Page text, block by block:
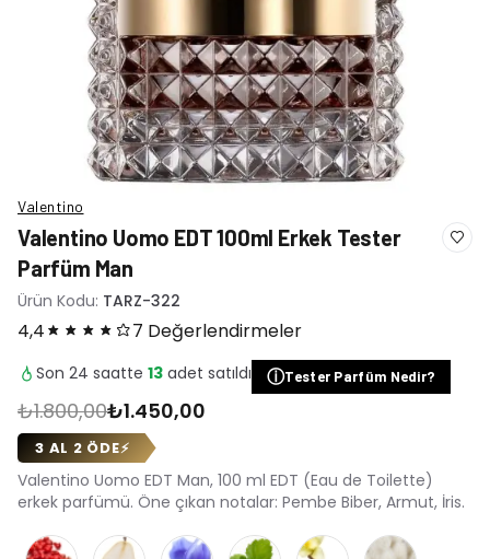
Valentino
Valentino Uomo EDT 100ml Erkek Tester
Parfüm Man
Ürün Kodu: TARZ-322
4,4 7 Değerlendirmeler
Son 24 saatte 13 adet satıldı ⓘTester Parfüm Nedir?
₺1.800,00₺1.450,00
3 AL 2 ÖDE⚡
Valentino Uomo EDT Man, 100 ml EDT (Eau de Toilette)
erkek parfümü. Öne çıkan notalar: Pembe Biber, Armut, İris.